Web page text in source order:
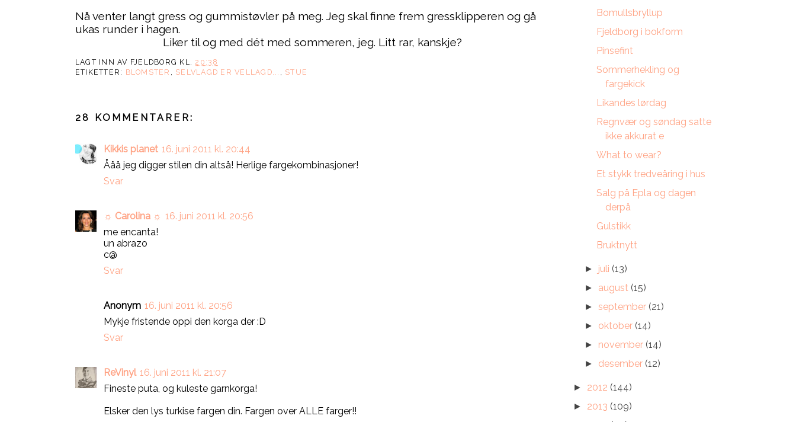
Nå venter langt gress og gummistøvler på meg. Jeg skal finne frem gressklipperen og gå
ukas runder i hagen.
Liker til og med dét med sommeren, jeg. Litt rar, kanskje?
LAGT INN AV FJELDBORG KL. 20:38
ETIKETTER: BLOMSTER , SELVLAGD ER VELLAGD... , STUE
28 KOMMENTARER:
Kikkis planet 16. juni 2011 kl. 20:44
Ååå jeg digger stilen din altså! Herlige fargekombinasjoner!
Svar
☼ Carolina ☼ 16. juni 2011 kl. 20:56
me encanta!
un abrazo
c@
Svar
Anonym 16. juni 2011 kl. 20:56
Mykje fristende oppi den korga der :D
Svar
ReVinyl 16. juni 2011 kl. 21:07
Fineste puta, og kuleste garnkorga!
Elsker den lys turkise fargen din. Fargen over ALLE farger!!
Bomullsbryllup
Fjeldborg i bokform
Pinsefint
Sommerhekling og
fargekick
Likandes lørdag
Regnvær og søndag satte
ikke akkurat e
What to wear?
Et stykk tredveåring i hus
Salg på Epla og dagen
derpå
Gulstikk
Bruktnytt
► juli (13)
► august (15)
►september (21)
► oktober (14)
► november (14)
► desember (12)
► 2012 (144)
► 2013 (109)